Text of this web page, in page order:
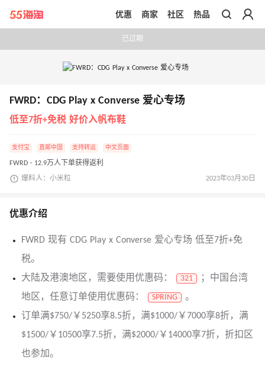
带你去官网买正品
优惠 商家 社区 热品
已过期
FWRD：CDG Play x Converse 爱心专场
低至7折+免税 好价入帆布鞋
支付宝 直邮中国 支持转运 中文页面
FWRD · 12.9万人下单获得返利
爆料人：小米粒 2023年03月30日
优惠介绍
FWRD 现有 CDG Play x Converse 爱心专场 低至7折+免
税。
大陆及港澳地区，需要使用优惠码：
321
；中国台湾
地区，任意订单使用优惠码：
SPRING
。
订单满$750/￥5250享8.5折，满$1000/￥7000享8折，满
$1500/￥10500享7.5折，满$2000/￥14000享7折，折扣区
也参加。